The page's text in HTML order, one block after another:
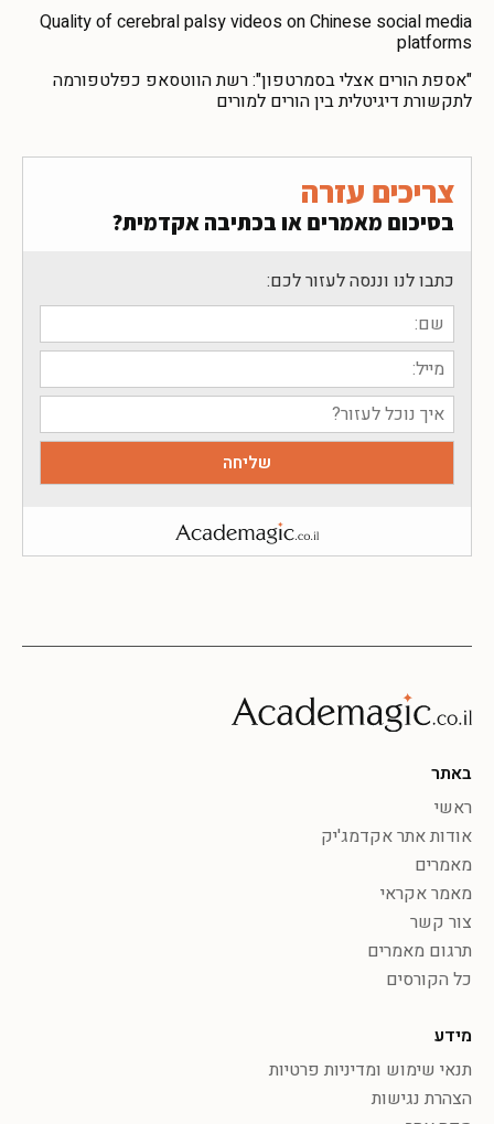
Quality of cerebral palsy videos on Chinese social media
platforms
"אספת הורים אצלי בסמרטפון": רשת הווטסאפ כפלטפורמה
לתקשורת דיגיטלית בין הורים למורים
צריכים עזרה
בסיכום מאמרים או בכתיבה אקדמית?
כתבו לנו וננסה לעזור לכם:
באתר
ראשי
אודות אתר אקדמג'יק
מאמרים
מאמר אקראי
צור קשר
תרגום מאמרים
כל הקורסים
מידע
תנאי שימוש ומדיניות פרטיות
הצהרת נגישות